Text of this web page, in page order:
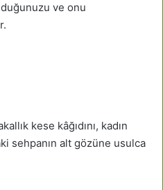
ve onu
kese kâğıdını, kadın
sehpanın alt gözüne usulca